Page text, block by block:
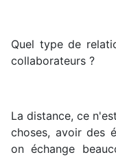
Quel type de
collaborateurs ?
La distance, ce
choses, avoir des
on échange